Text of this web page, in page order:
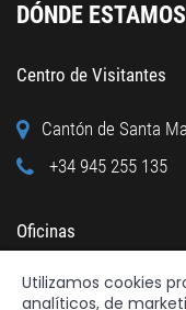
DÓNDE ESTAMOS
Centro de Visitantes
Cantón de Santa
+34 945 255 135
Oficinas
Calle Cuchillería,
Utilizamos cookies
analíticos, de